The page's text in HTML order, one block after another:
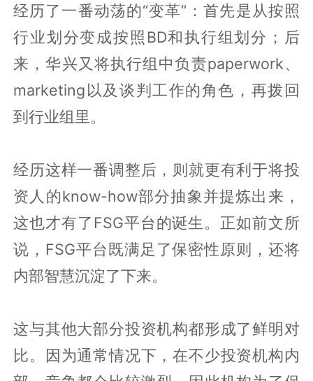
经历了一番动荡的“变革”：首先是从按照
行业划分变成按照BD和执行组划分；后
来，华兴又将执行组中负责paperwork、
marketing以及谈判工作的角色，再拨回
到行业组里。
经历这样一番调整后，则就更有利于将投
资人的know-how部分抽象并提炼出来，
这也才有了FSG平台的诞生。正如前文所
说，FSG平台既满足了保密性原则，还将
内部智慧沉淀了下来。
这与其他大部分投资机构都形成了鲜明对
比。因为通常情况下，在不少投资机构内